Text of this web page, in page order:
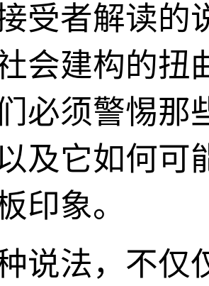
受者解读的
会建构的
必须警惕那
及它如何可
印象。
说法，不仅